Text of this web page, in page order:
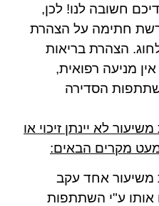
חשובה לנו! לכן,
חתימה על הצהרת
הצהרת בריאות
מניעה רפואית,
הסדירה
לא יינתן זיכוי או
מקרים הבאים:
משיעור אחד עקב
אותו ע"י השתתפות